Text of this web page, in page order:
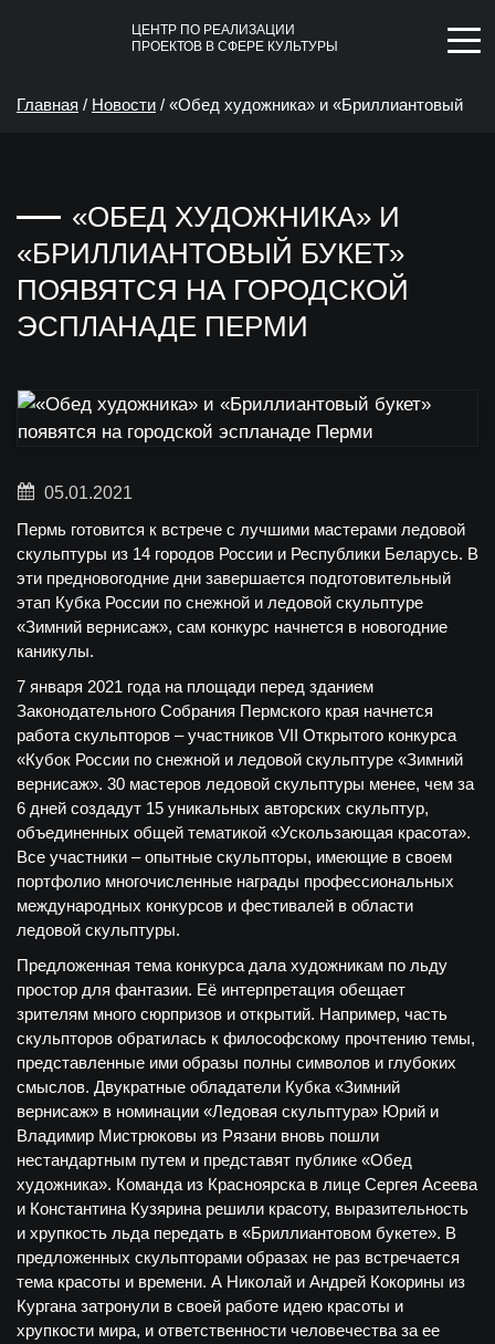
ЦЕНТР ПО РЕАЛИЗАЦИИ
ПРОЕКТОВ В СФЕРЕ КУЛЬТУРЫ
Главная / Новости / «Обед художника» и «Бриллиантовый
«ОБЕД ХУДОЖНИКА» И
«БРИЛЛИАНТОВЫЙ БУКЕТ»
ПОЯВЯТСЯ НА ГОРОДСКОЙ
ЭСПЛАНАДЕ ПЕРМИ
05.01.2021
Пермь готовится к встрече с лучшими мастерами ледовой
скульптуры из 14 городов России и Республики Беларусь. В
эти предновогодние дни завершается подготовительный
этап Кубка России по снежной и ледовой скульптуре
«Зимний вернисаж», сам конкурс начнется в новогодние
каникулы.
7 января 2021 года на площади перед зданием
Законодательного Собрания Пермского края начнется
работа скульпторов – участников VII Открытого конкурса
«Кубок России по снежной и ледовой скульптуре «Зимний
вернисаж». 30 мастеров ледовой скульптуры менее, чем за
6 дней создадут 15 уникальных авторских скульптур,
объединенных общей тематикой «Ускользающая красота».
Все участники – опытные скульпторы, имеющие в своем
портфолио многочисленные награды профессиональных
международных конкурсов и фестивалей в области
ледовой скульптуры.
Предложенная тема конкурса дала художникам по льду
простор для фантазии. Её интерпретация обещает
зрителям много сюрпризов и открытий. Например, часть
скульпторов обратилась к философскому прочтению темы,
представленные ими образы полны символов и глубоких
смыслов. Двукратные обладатели Кубка «Зимний
вернисаж» в номинации «Ледовая скульптура» Юрий и
Владимир Мистрюковы из Рязани вновь пошли
нестандартным путем и представят публике «Обед
художника». Команда из Красноярска в лице Сергея Асеева
и Константина Кузярина решили красоту, выразительность
и хрупкость льда передать в «Бриллиантовом букете». В
предложенных скульпторами образах не раз встречается
тема красоты и времени. А Николай и Андрей Кокорины из
Кургана затронули в своей работе идею красоты и
хрупкости мира, и ответственности человечества за ее